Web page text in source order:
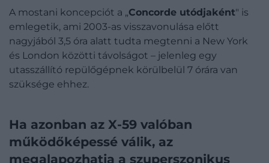
A mostani koncepciót a „Concorde utódjaként" is
emlegetik, ami 2003-as visszavonulása előtt
nagyjából 3,5 óra alatt tudta megtenni a New York
és London közötti távolságot – jelenleg egy
utasszállító repülőgépnek körülbelül 7 órára van
szüksége ehhez.
Ha azonban az X-59 valóban
működőképessé válik, az
megalapozhatja a szuperszonikus